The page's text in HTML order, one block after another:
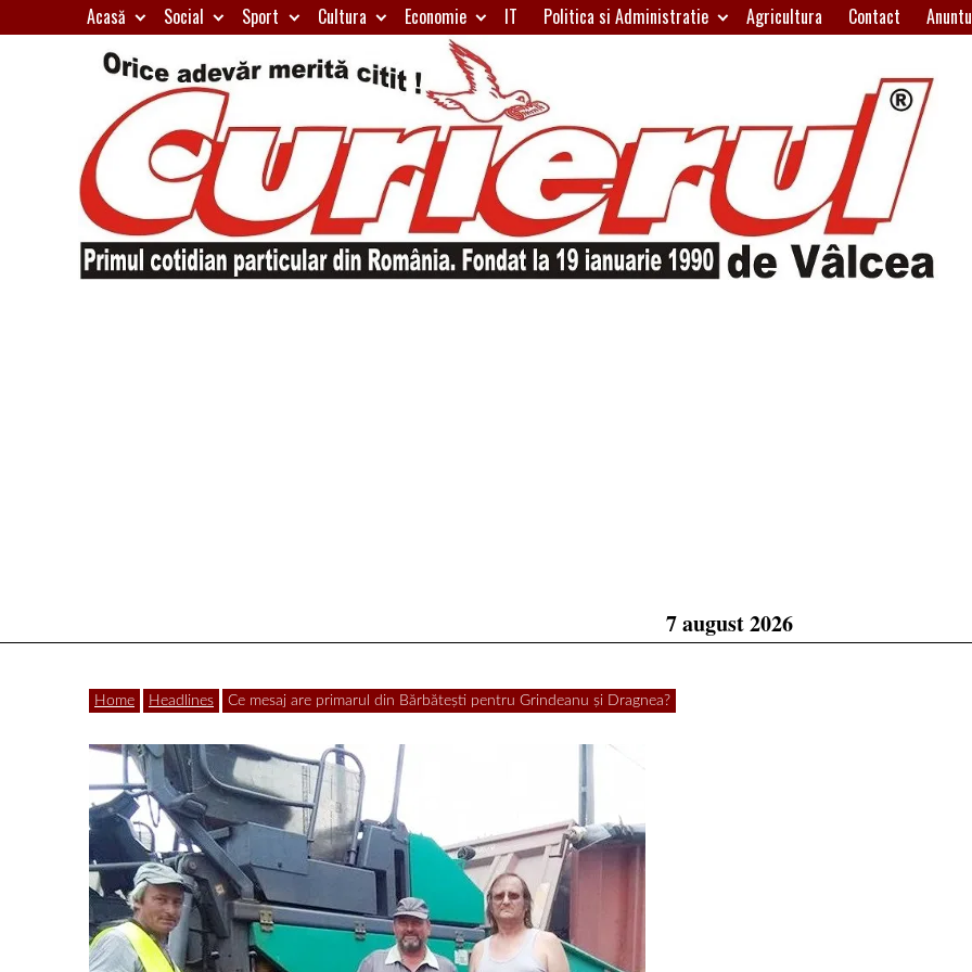
to
Acasă Social Sport Cultura Economie IT Politica si Administratie Agricultura Contact
7 august 2026
Home Headlines Ce mesaj are primarul din Bărbăteşti pentru Grindeanu şi Dragnea?